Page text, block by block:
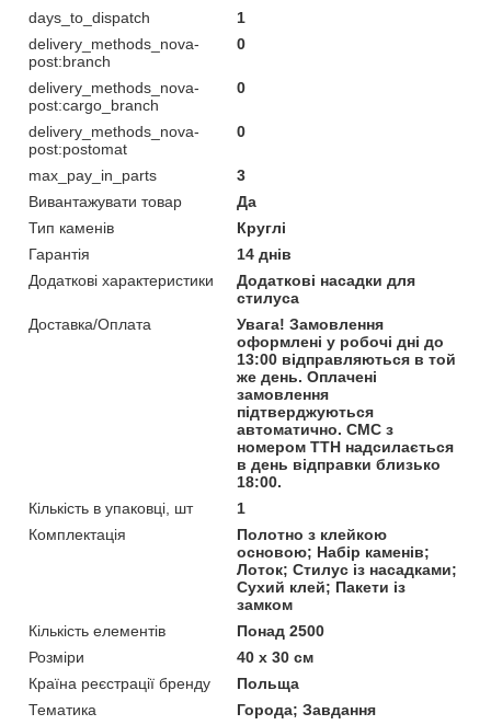
days_to_dispatch
1
delivery_methods_nova-
post:branch
0
delivery_methods_nova-
post:cargo_branch
0
delivery_methods_nova-
post:postomat
0
max_pay_in_parts
3
Вивантажувати товар
Да
Тип каменів
Круглі
Гарантія
14 днів
Додаткові характеристики
Додаткові насадки для
стилуса
Доставка/Оплата
Увага! Замовлення
оформлені у робочі дні до
13:00 відправляються в той
же день. Оплачені
замовлення
підтверджуються
автоматично. СМС з
номером ТТН надсилається
в день відправки близько
18:00.
Кількість в упаковці, шт
1
Комплектація
Полотно з клейкою
основою; Набір каменів;
Лоток; Стилус із насадками;
Сухий клей; Пакети із
замком
Кількість елементів
Понад 2500
Розміри
40 x 30 см
Країна реєстрації бренду
Польща
Тематика
Города; Завдання